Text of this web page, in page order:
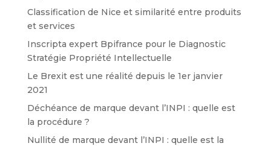
Classification de Nice et similarité entre produits
et services
Inscripta expert Bpifrance pour le Diagnostic
Stratégie Propriété Intellectuelle
Le Brexit est une réalité depuis le 1er janvier
2021
Déchéance de marque devant l’INPI : quelle est
la procédure ?
Nullité de marque devant l’INPI : quelle est la